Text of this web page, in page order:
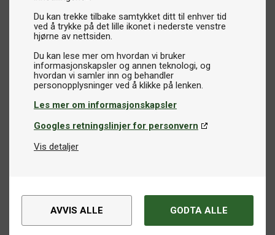
Du kan trekke tilbake samtykket ditt til enhver tid
ved å trykke på det lille ikonet i nederste venstre
hjørne av nettsiden.
Du kan lese mer om hvordan vi bruker
informasjonskapsler og annen teknologi, og
hvordan vi samler inn og behandler
Les mer om informasjonskapsler
Googles retningslinjer for personvern
Vis detaljer
AVVIS ALLE GODTA ALLE